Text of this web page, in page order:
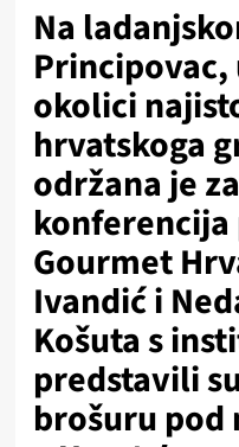
Na
okolici
hrvatskoga
održana je
Gourmet
Ivandić i
Košuta s
predstavili
brošuru pod